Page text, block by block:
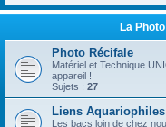
La
Photo Récifale
Matériel et Technique
appareil !
Sujets : 27
Liens
Les bacs loin de chez